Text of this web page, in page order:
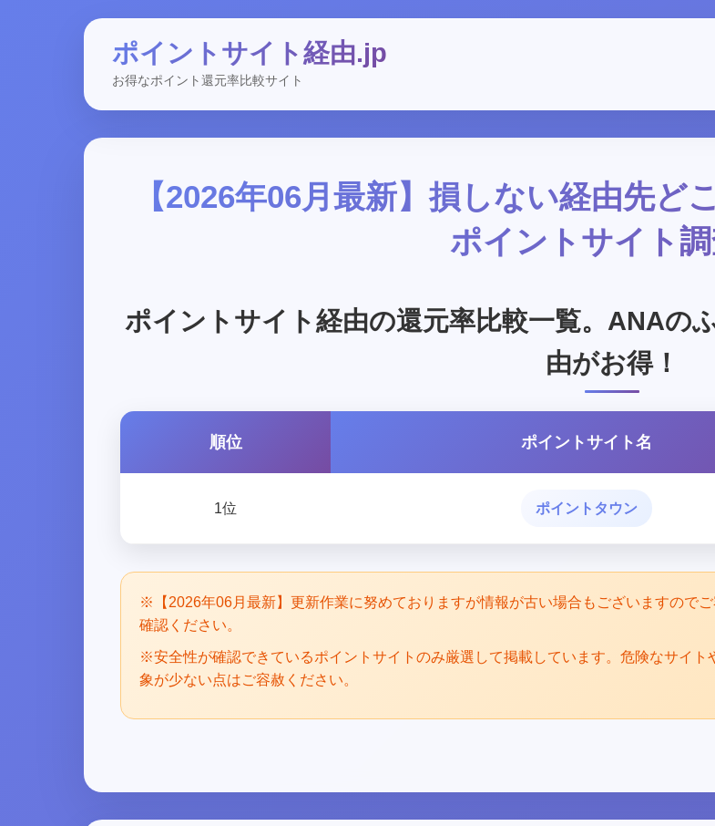
ポイントサイト経由.jp
お得なポイント還元率比較サイト
【2026年06月最新】損しない経由先ど
ポイントサイト調
ポイントサイト経由の還元率比較一覧。ANAの
由がお得！
順位 ポイントサイト名
1位 ポイントタウン
※【2026年06月最新】更新作業に努めておりますが情報が古い場合もございますので
確認ください。
※安全性が確認できているポイントサイトのみ厳選して掲載しています。危険なサイ
象が少ない点はご容赦ください。